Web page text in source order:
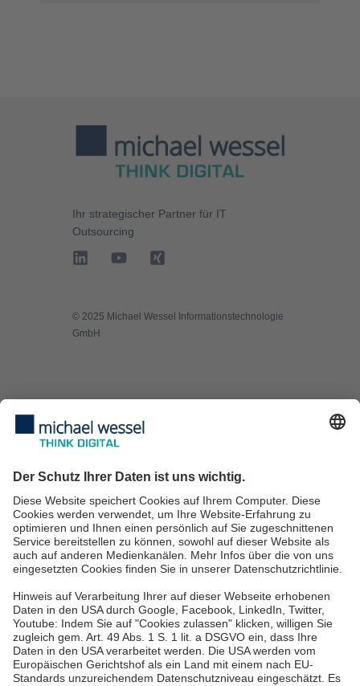
Ihr strategischer Partner für IT
Outsourcing
©️ 2025 Michael Wessel Informationstechnologie
GmbH
Managed Services
IT Consulting
IT-Services für KMU
IT Service Desk
Über uns
Karriere